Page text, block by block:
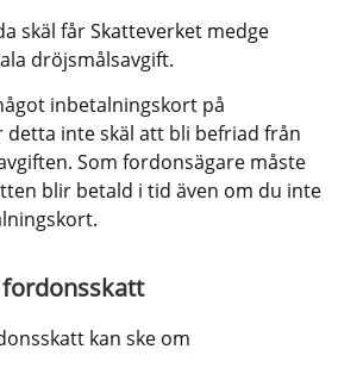
skäl får Skatteverket medge
dröjsmålsavgift.
inbetalningskort på
inte skäl att bli befriad från
Som fordonsägare måste
blir betald i tid även om du inte
kan ske om